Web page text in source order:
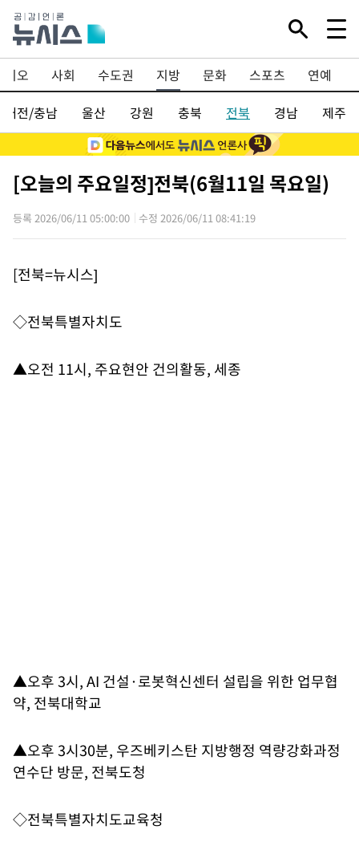
오 사회 수도권 지방 문화 스포츠 연예
대전/충남
울산 강원 충북 전북 경남 제주
[오늘의 주요일정]전북(6월11일 목요일)
등록 2026/06/11 05:00:00 수정 2026/06/11 08:41:19
[전북=뉴시스]
◇전북특별자치도
▲오전 11시, 주요현안 건의활동, 세종
▲오후 3시, AI 건설·로봇혁신센터 설립을 위한 업무협
약, 전북대학교
▲오후 3시30분, 우즈베키스탄 지방행정 역량강화과정
연수단 방문, 전북도청
◇전북특별자치도교육청